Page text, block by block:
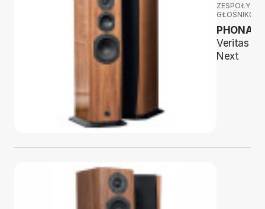
ZESPOŁY
PHONAR
Veritas P9
Next